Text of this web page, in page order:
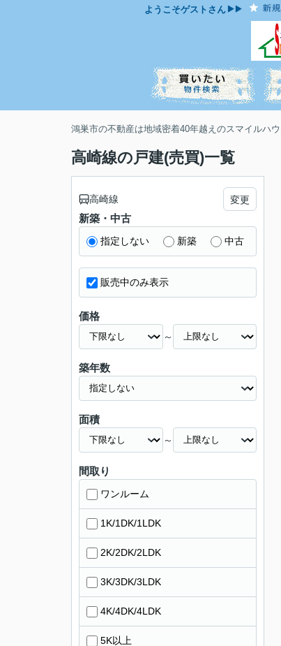
ようこそゲスト さん
鴻巣市の不動産は地域密着40年越えのスマイルハ
高崎線の戸建(売買)一覧
高崎線 変更
新築・中古
指定しない 新築 中古
販売中のみ表示
価格
～
築年数
面積
～
間取り
ワンルーム
1K/1DK/1LDK
2K/2DK/2LDK
3K/3DK/3LDK
4K/4DK/4LDK
5K以上